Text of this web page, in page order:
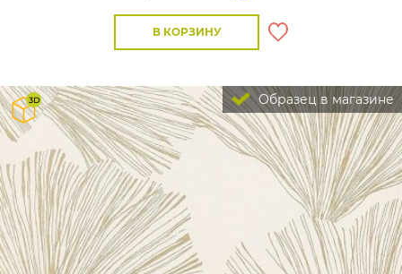
В КОРЗИНУ
Образец в магазине